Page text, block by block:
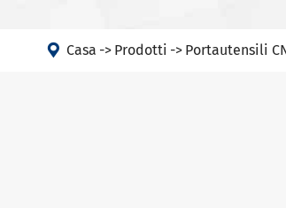
 Casa Prodotti Portautensili